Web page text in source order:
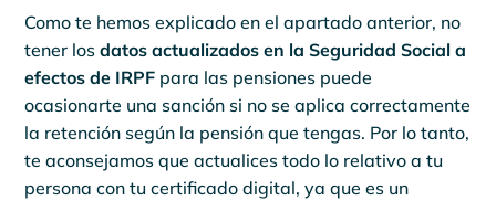
Como te hemos explicado en el apartado anterior, no
tener losdatos actualizados en la Seguridad Social a
efectos de IRPF para las pensiones puede
ocasionarte una sanción si no se aplica correctamente
la retención según la pensión que tengas. Por lo tanto,
te aconsejamos que actualices todo lo relativo a tu
persona con tu certificado digital, ya que es un